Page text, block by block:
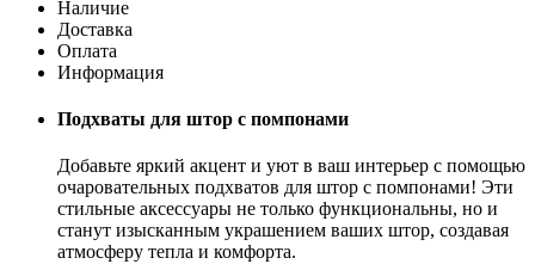
Наличие
Доставка
Оплата
Информация
Подхваты для штор с помпонами
Добавьте яркий акцент и уют в ваш интерьер с помощью
очаровательных подхватов для штор с помпонами! Эти
стильные аксессуары не только функциональны, но и
станут изысканным украшением ваших штор, создавая
атмосферу тепла и комфорта.